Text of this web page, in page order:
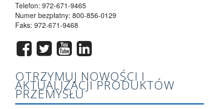
Telefon: 972-671-9465
Numer bezpłatny: 800-856-0129
Faks: 972-671-9468
OTRZYMUJ NOWOŚCI I
AKTUALIZACJI PRODUKTÓW
PRZEMYSŁU